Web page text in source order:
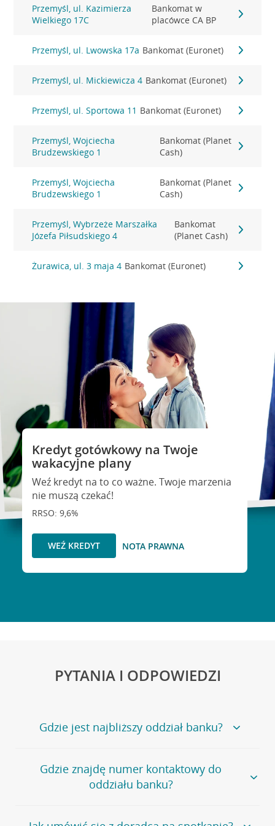
Przemyśl, ul. Kazimierza
Wielkiego 17C
Bankomat w
placówce CA BP
Przemyśl, ul. Lwowska 17a Bankomat (Euronet)
Przemyśl, ul. Mickiewicza 4 Bankomat (Euronet)
Przemyśl, ul. Sportowa 11 Bankomat (Euronet)
Przemyśl, Wojciecha
Brudzewskiego 1
Bankomat (Planet
Cash)
Przemyśl, Wojciecha
Brudzewskiego 1
Bankomat (Planet
Cash)
Przemyśl, Wybrzeże Marszałka
Józefa Piłsudskiego 4
Bankomat
(Planet Cash)
Żurawica, ul. 3 maja 4 Bankomat (Euronet)
Kredyt gotówkowy na Twoje
wakacyjne plany
Weź kredyt na to co ważne. Twoje marzenia
nie muszą czekać!
RRSO: 9,6%
WEŹ KREDYT NOTA PRAWNA
PYTANIA I ODPOWIEDZI
Gdzie jest najbliższy oddział banku?
Jeśli szukasz oddziału naszego banku, zapraszamy na
stronęPlacówki i bankomaty, na której znajduje się
wygodna wyszukiwarka.
oddziałów
Gdzie znajdę numer kontaktowy do
oddziału banku?
Bank Credit Agricole nie udostępnia ogólnego numeru